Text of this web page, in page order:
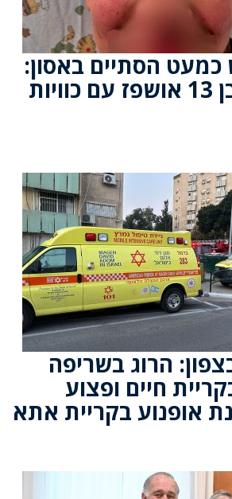
הסתיים באסון:
נער חיפאי בן 13 אושפז עם כוויות
הרוג בשריפה
חיים ופצוע
אופנוע בקריית אתא